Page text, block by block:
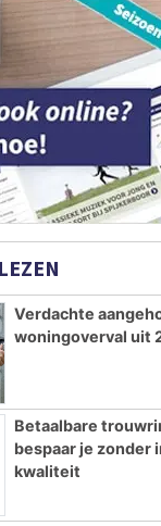
Verdachte
woningoverval uit
Betaalbare
bespaar je zonder
kwaliteit